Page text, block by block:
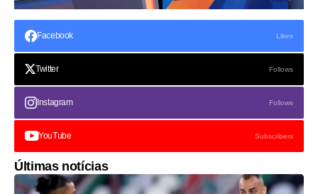
Facebook Likes
Twitter Follows
Instagram Follows
YouTube Subscribers
Últimas notícias